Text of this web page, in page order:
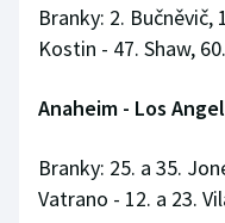
Branky: 2. Bučněvič,
Kostin - 47. Shaw,
Anaheim - Los
Branky: 25. a 35.
Vatrano - 12. a 23.